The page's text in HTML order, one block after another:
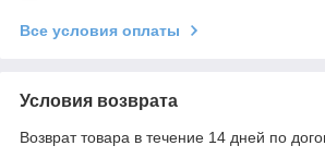
Все условия оплаты
Условия возврата
Возврат товара в течение 14 дней по